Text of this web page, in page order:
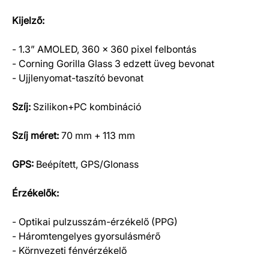
Kijelző:
- 1.3” AMOLED, 360 x 360 pixel felbontás
- Corning Gorilla Glass 3 edzett üveg bevonat
- Ujjlenyomat-taszító bevonat
Szíj: Szilikon+PC kombináció
Szíj méret: 70 mm + 113 mm
GPS: Beépített, GPS/Glonass
Érzékelők:
- Optikai pulzusszám-érzékelő (PPG)
- Háromtengelyes gyorsulásmérő
- Környezeti fényérzékelő